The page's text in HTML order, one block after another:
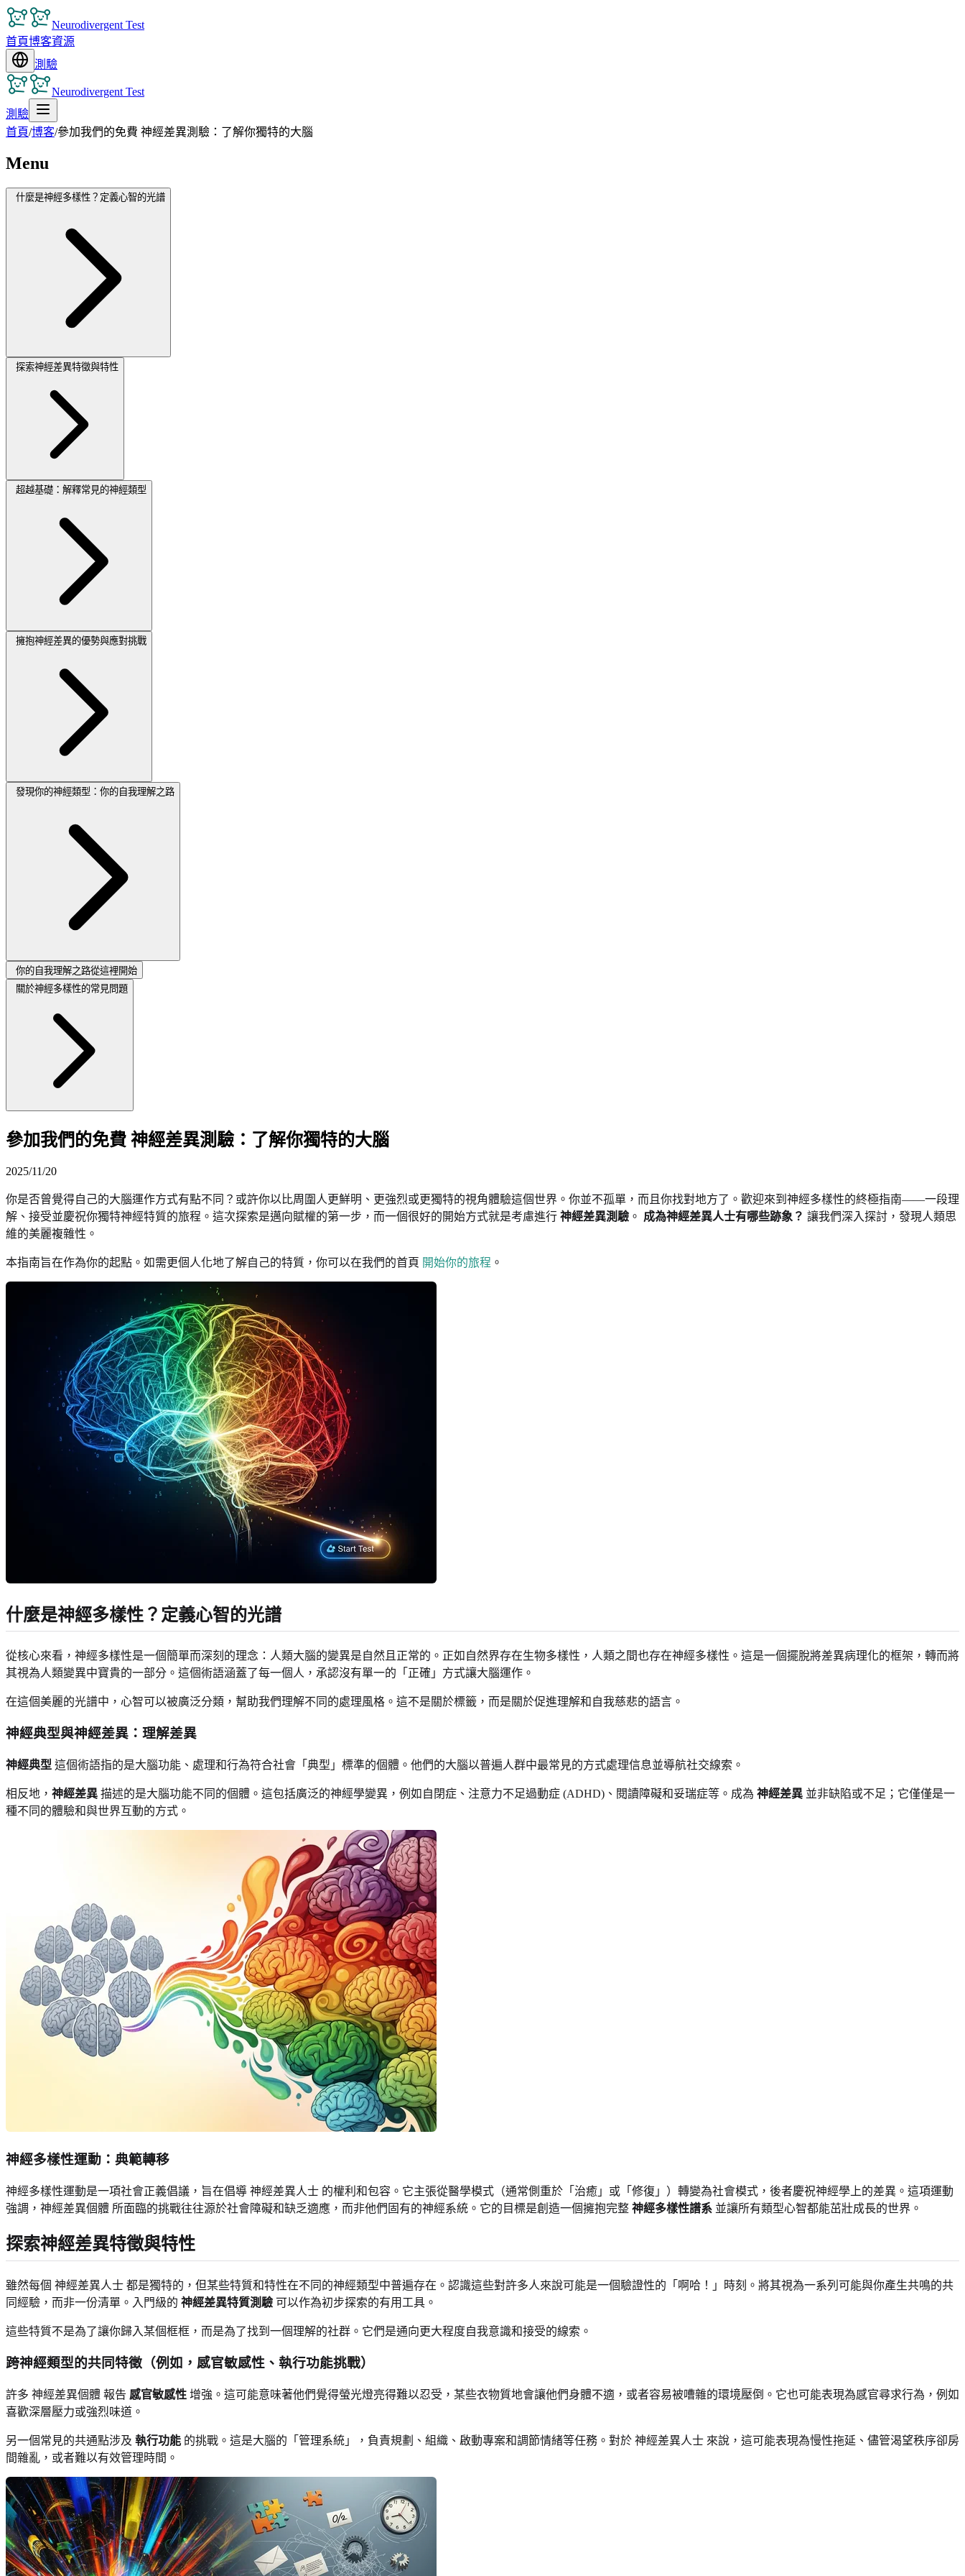
Neurodivergent Test
首頁博客資源
測驗
Neurodivergent Test
測驗
首頁/博客/參加我們的免費 神經差異測驗：了解你獨特的大腦
Menu
什麼是神經多樣性？定義心智的光譜
探索神經差異特徵與特性
超越基礎：解釋常見的神經類型
擁抱神經差異的優勢與應對挑戰
發現你的神經類型：你的自我理解之路
你的自我理解之路從這裡開始
關於神經多樣性的常見問題
參加我們的免費 神經差異測驗：了解你獨特的大腦
2025/11/20
你是否曾覺得自己的大腦運作方式有點不同？或許你以比周圍人更鮮明、更強烈或更獨特的視角體驗這個世界。你並不孤單，而且你找對地方了。歡迎來到神經多樣性的終極指南——一段理
解、接受並慶祝你獨特神經特質的旅程。這次探索是邁向賦權的第一步，而一個很好的開始方式就是考慮進行 神經差異測驗 。 成為神經差異人士有哪些跡象？ 讓我們深入探討，發現人類思
維的美麗複雜性。
本指南旨在作為你的起點。如需更個人化地了解自己的特質，你可以在我們的首頁 開始你的旅程 。
什麼是神經多樣性？定義心智的光譜
從核心來看，神經多樣性是一個簡單而深刻的理念：人類大腦的變異是自然且正常的。正如自然界存在生物多樣性，人類之間也存在神經多樣性。這是一個擺脫將差異病理化的框架，轉而將
其視為人類變異中寶貴的一部分。這個術語涵蓋了每一個人，承認沒有單一的「正確」方式讓大腦運作。
在這個美麗的光譜中，心智可以被廣泛分類，幫助我們理解不同的處理風格。這不是關於標籤，而是關於促進理解和自我慈悲的語言。
神經典型與神經差異：理解差異
神經典型 這個術語指的是大腦功能、處理和行為符合社會「典型」標準的個體。他們的大腦以普遍人群中最常見的方式處理信息並導航社交線索。
相反地， 神經差異 描述的是大腦功能不同的個體。這包括廣泛的神經學變異，例如自閉症、注意力不足過動症 (ADHD)、閱讀障礙和妥瑞症等。成為 神經差異 並非缺陷或不足；它僅僅是一
種不同的體驗和與世界互動的方式。
神經多樣性運動：典範轉移
神經多樣性運動是一項社會正義倡議，旨在倡導 神經差異人士 的權利和包容。它主張從醫學模式（通常側重於「治癒」或「修復」）轉變為社會模式，後者慶祝神經學上的差異。這項運動
強調，神經差異個體 所面臨的挑戰往往源於社會障礙和缺乏適應，而非他們固有的神經系統。它的目標是創造一個擁抱完整 神經多樣性譜系 並讓所有類型心智都能茁壯成長的世界。
探索神經差異特徵與特性
雖然每個 神經差異人士 都是獨特的，但某些特質和特性在不同的神經類型中普遍存在。認識這些對許多人來說可能是一個驗證性的「啊哈！」時刻。將其視為一系列可能與你產生共鳴的共
同經驗，而非一份清單。入門級的 神經差異特質測驗 可以作為初步探索的有用工具。
這些特質不是為了讓你歸入某個框框，而是為了找到一個理解的社群。它們是通向更大程度自我意識和接受的線索。
跨神經類型的共同特徵（例如，感官敏感性、執行功能挑戰）
許多 神經差異個體 報告 感官敏感性 增強。這可能意味著他們覺得螢光燈亮得難以忍受，某些衣物質地會讓他們身體不適，或者容易被嘈雜的環境壓倒。它也可能表現為感官尋求行為，例如
喜歡深層壓力或強烈味道。
另一個常見的共通點涉及 執行功能 的挑戰。這是大腦的「管理系統」，負責規劃、組織、啟動專案和調節情緒等任務。對於 神經差異人士 來說，這可能表現為慢性拖延、儘管渴望秩序卻房
間雜亂，或者難以有效管理時間。